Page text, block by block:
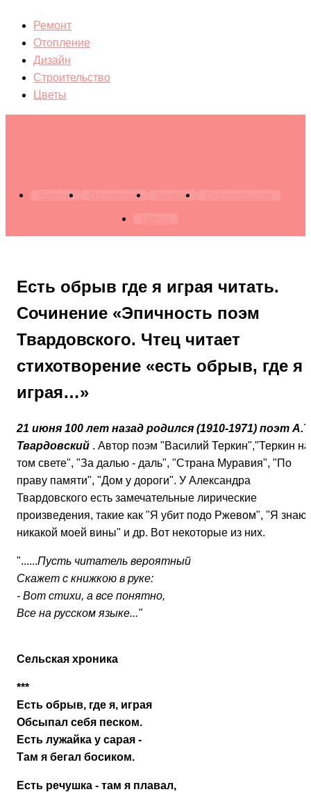
Ремонт
Отопление
Дизайн
Строительство
Цветы
Ремонт Отопление Дизайн
Есть обрыв где я играя читать.
Сочинение «Эпичность поэм
Твардовского. Чтец читает
стихотворение «есть обрыв, где я
играя…»
21 июня 100 лет назад родился (1910-1971) поэт
Твардовский . Автор поэм "Василий Теркин","Теркин на
том свете", "За далью - даль", "Страна Муравия", "По
праву памяти", "Дом у дороги". У Александра
Твардовского есть замечательные лирические
произведения, такие как "Я убит подо Ржевом", "Я знаю,
никакой моей вины" и др. Вот некоторые из них.
"......Пусть читатель вероятный
Скажет с книжкою в руке:
- Вот стихи, а все понятно,
Все на русском языке..."
Сельская хроника
***
Есть обрыв, где я, играя
Обсыпал себя песком.
Есть лужайка у сарая -
Там я бегал босиком.
Есть речушка - там я плавал,